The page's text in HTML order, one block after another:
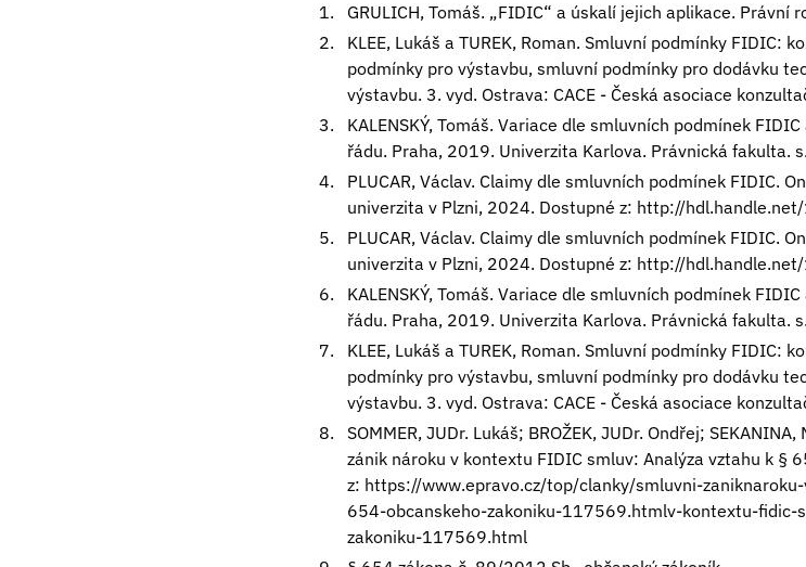
GRULICH, Tomáš. „FIDIC“ a úskalí jejich aplikace.
KLEE, Lukáš a TUREK, Roman. Smluvní podmínky FIDIC:
podmínky pro výstavbu, smluvní podmínky pro dodávku
výstavbu. 3. vyd. Ostrava: CACE - Česká asociace
KALENSKÝ, Tomáš. Variace dle smluvních podmínek
řádu. Praha, 2019. Univerzita Karlova. Právnická fakulta.
PLUCAR, Václav. Claimy dle smluvních podmínek FIDIC.
univerzita v Plzni, 2024. Dostupné z: http://
PLUCAR, Václav. Claimy dle smluvních podmínek FIDIC.
univerzita v Plzni, 2024. Dostupné z: http://
KALENSKÝ, Tomáš. Variace dle smluvních podmínek
řádu. Praha, 2019. Univerzita Karlova. Právnická fakulta.
KLEE, Lukáš a TUREK, Roman. Smluvní podmínky FIDIC:
podmínky pro výstavbu, smluvní podmínky pro dodávku
výstavbu. 3. vyd. Ostrava: CACE - Česká asociace
SOMMER, JUDr. Lukáš; BROŽEK, JUDr. Ondřej;
zánik nároku v kontextu FIDIC smluv: Analýza vztahu k §
z: https://www.epravo.cz/top/clanky/smluvni-
654-obcanskeho-zakoniku-117569.htmlv-kontextu-fidic-
zakoniku-117569.html